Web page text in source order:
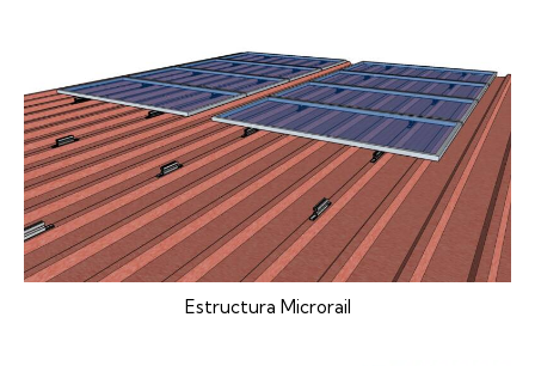
Estructura Microrail